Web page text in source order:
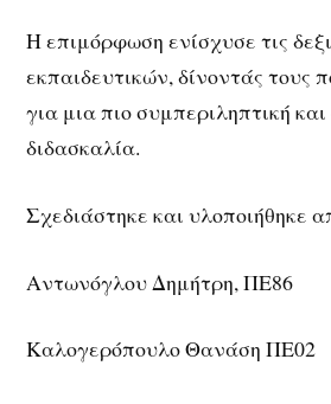
Η επιμόρφωση ενίσχυσε τις
εκπαιδευτικών, δίνοντάς τους
για μια πιο συμπεριληπτική
διδασκαλία.
Σχεδιάστηκε και υλοποιήθηκε
Αντωνόγλου Δημήτρη, ΠΕ86
Καλογερόπουλο Θανάση ΠΕ02